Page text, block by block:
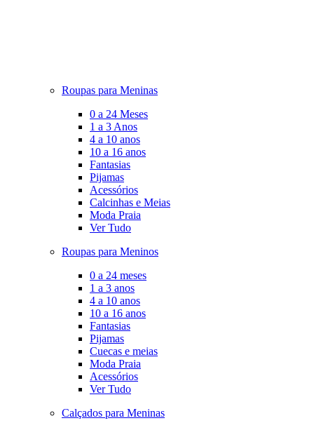
Roupas para Meninas
0 a 24 Meses
1 a 3 Anos
4 a 10 anos
10 a 16 anos
Fantasias
Pijamas
Acessórios
Calcinhas e Meias
Moda Praia
Ver Tudo
Roupas para Meninos
0 a 24 meses
1 a 3 anos
4 a 10 anos
10 a 16 anos
Fantasias
Pijamas
Cuecas e meias
Moda Praia
Acessórios
Ver Tudo
Calçados para Meninas